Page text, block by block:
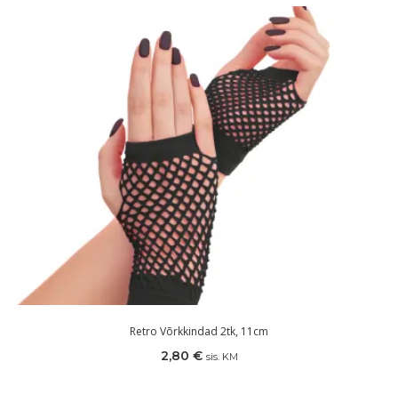
Retro Võrkkindad 2tk, 11cm
2,80 € sis. KM